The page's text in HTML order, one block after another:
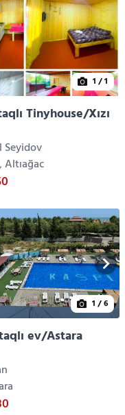
1 / 1
Tinyhouse/Xızı
Seyidov
Altıağac
1 / 6
ev/Astara